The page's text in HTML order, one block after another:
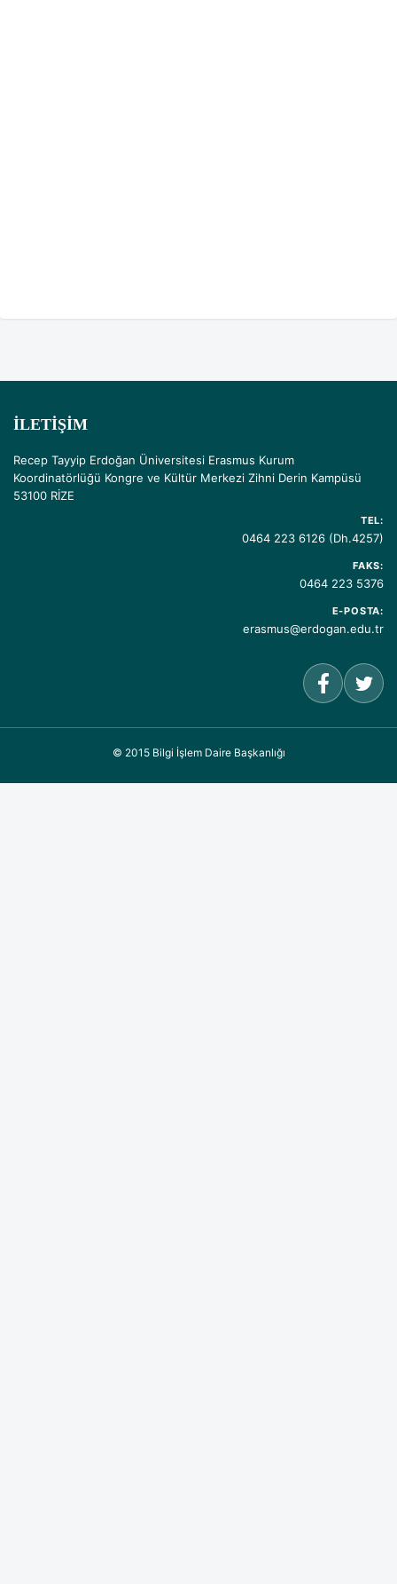
İLETIŞIM
Recep Tayyip Erdoğan Üniversitesi Erasmus Kurum
Koordinatörlüğü Kongre ve Kültür Merkezi Zihni Derin Kampüsü
53100 RİZE
TEL:
0464 223 6126 (Dh.4257)
FAKS:
0464 223 5376
E-POSTA:
erasmus@erdogan.edu.tr
© 2015 Bilgi İşlem Daire Başkanlığı